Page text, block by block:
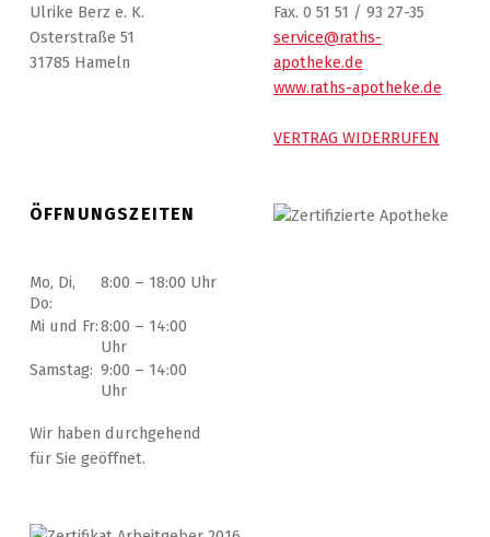
Ulrike Berz e. K.
Osterstraße 51
31785 Hameln
Fax. 0 51 51 / 93 27-35
service@raths-
apotheke.de
www.raths-apotheke.de
VERTRAG WIDERRUFEN
ÖFFNUNGSZEITEN
Mo, Di,
Do:
8:00 – 18:00 Uhr
Mi und Fr:8:00 – 14:00
Uhr
Samstag: 9:00 – 14:00
Uhr
Wir haben durchgehend
für Sie geöffnet.